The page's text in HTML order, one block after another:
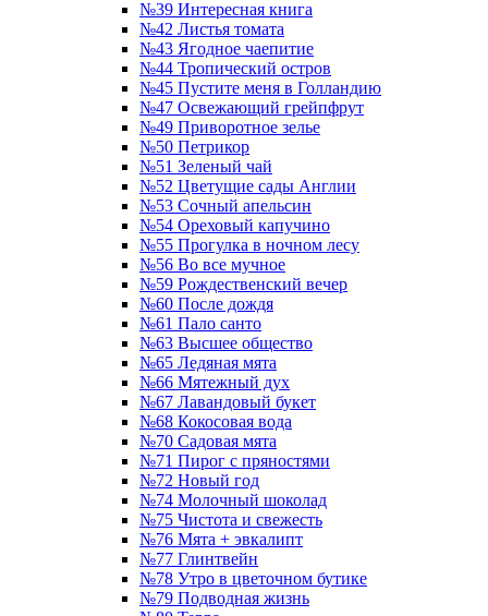
№39 Интересная книга
№42 Листья томата
№43 Ягодное чаепитие
№44 Тропический остров
№45 Пустите меня в Голландию
№47 Освежающий грейпфрут
№49 Приворотное зелье
№50 Петрикор
№51 Зеленый чай
№52 Цветущие сады Англии
№53 Сочный апельсин
№54 Ореховый капучино
№55 Прогулка в ночном лесу
№56 Во все мучное
№59 Рождественский вечер
№60 После дождя
№61 Пало санто
№63 Высшее общество
№65 Ледяная мята
№66 Мятежный дух
№67 Лавандовый букет
№68 Кокосовая вода
№70 Садовая мята
№71 Пирог с пряностями
№72 Новый год
№74 Молочный шоколад
№75 Чистота и свежесть
№76 Мята + эвкалипт
№77 Глинтвейн
№78 Утро в цветочном бутике
№79 Подводная жизнь